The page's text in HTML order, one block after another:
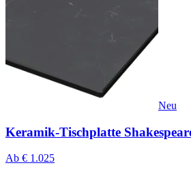
Neu
Keramik-Tischplatte
Ab € 1.025